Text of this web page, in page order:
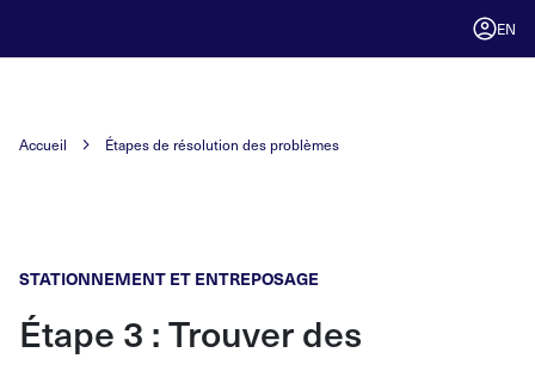
EN
Accueil Étapes de résolution des problèmes
STATIONNEMENT ET ENTREPOSAGE
Étape 3 : Trouver des